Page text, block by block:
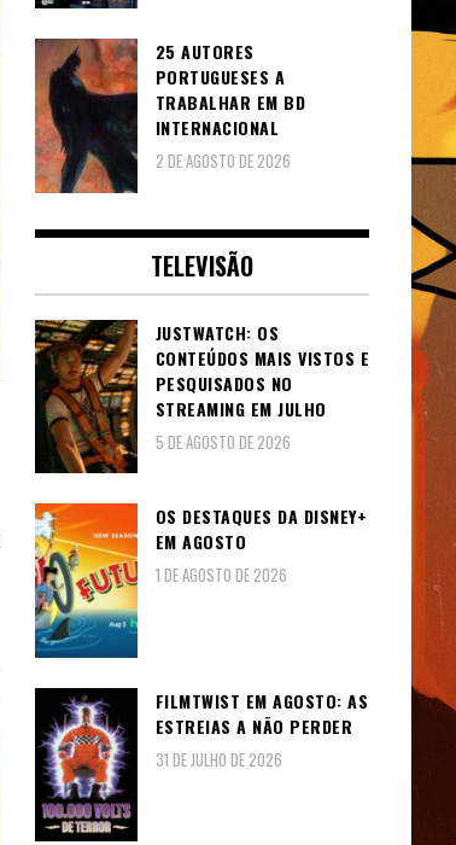
25 AUTORES
PORTUGUESES A
TRABALHAR EM BD
INTERNACIONAL
2 DE AGOSTO DE 2026
TELEVISÃO
JUSTWATCH: OS
CONTEÚDOS MAIS VISTOS E
PESQUISADOS NO
STREAMING EM JULHO
5 DE AGOSTO DE 2026
OS DESTAQUES DA DISNEY+
EM AGOSTO
1 DE AGOSTO DE 2026
FILMTWIST EM AGOSTO: AS
ESTREIAS A NÃO PERDER
31 DE JULHO DE 2026